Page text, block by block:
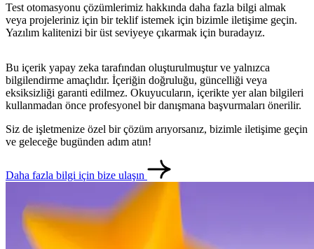
Test otomasyonu çözümlerimiz hakkında daha fazla bilgi almak
veya projeleriniz için bir teklif istemek için bizimle iletişime geçin.
Yazılım kalitenizi bir üst seviyeye çıkarmak için buradayız.
Bu içerik yapay zeka tarafından oluşturulmuştur ve yalnızca
bilgilendirme amaçlıdır. İçeriğin doğruluğu, güncelliği veya
eksiksizliği garanti edilmez. Okuyucuların, içerikte yer alan bilgileri
kullanmadan önce profesyonel bir danışmana başvurmaları önerilir.
Siz de işletmenize özel bir çözüm arıyorsanız, bizimle iletişime geçin
ve geleceğe bugünden adım atın!
Daha fazla bilgi için bize ulaşın